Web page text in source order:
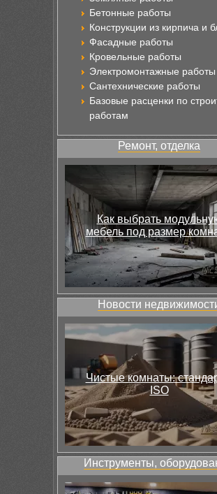
Бетонные работы
Конструкции из кирпича и
Фасадные работы
Кровельные работы
Электромонтажные работы
Сантехнические работы
Базовые расценки по
работам
Ремонт, отделка
Как выбрать
мебель под размер
Новости
Чистые комнаты:
ISO
Инструменты,